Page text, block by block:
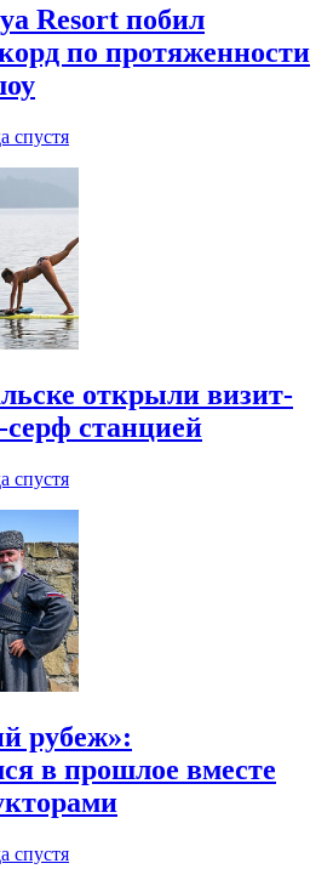
Resort побил
по протяженности
спустя
открыли визит-
серф станцией
спустя
рубеж»:
в прошлое вместе
спустя